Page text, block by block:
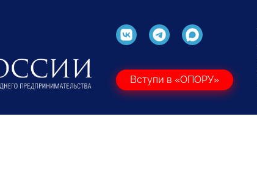
Вступи в «ОПОРУ»